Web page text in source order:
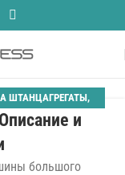
ШТАНЦАГРЕГАТЫ,
и
большого